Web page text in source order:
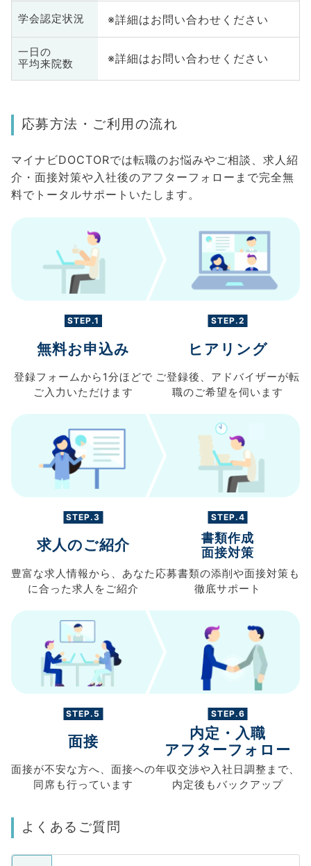
学会認定状況 ※詳細はお問い合わせください
一日の
平均来院数
※詳細はお問い合わせください
応募方法・ご利用の流れ
マイナビDOCTORでは転職のお悩みやご相談、求人紹
介・面接対策や入社後のアフターフォローまで完全無
料でトータルサポートいたします。
STEP.1
無料お申込み
登録フォームから 1分ほどで
ご入力 いただけます
STEP.2
ヒアリング
ご登録後、 アドバイザーが転
職のご希望を伺います
STEP.3
求人のご紹介
豊富な求人情報から、 あなた
に合った求人を ご紹介
STEP.4
書類作成
面接対策
応募書類の添削や面接対策も
徹底サポート
STEP.5
面接
面接が不安な方へ、 面接への
同席も行っています
STEP.6
内定・入職
アフターフォロー
年収交渉や入社日調整まで、
内定後もバックアップ
よくあるご質問